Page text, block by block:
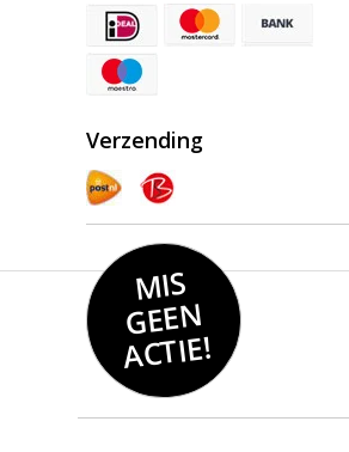
Verzending
MIS
GEE
N
ACTIE!